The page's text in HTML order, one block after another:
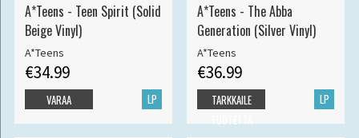
A*Teens - Teen Spirit (Solid
Beige Vinyl)
A*Teens
€34.99
LP
VARAA
A*Teens - The Abba
Generation (Silver Vinyl)
A*Teens
€36.99
LP
TARKKAILE